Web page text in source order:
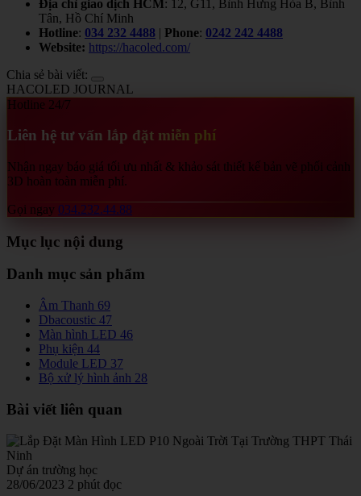
Địa chỉ giao dịch HCM : 12, G11, Bình Hưng Hòa B, Bình
Tân, Hồ Chí Minh
Hotline: 034 232 4488 | Phone: 0242 242 4488
Website: https://hacoled.com/
Chia sẻ bài viết:
HACOLED JOURNAL
Hotline 24/7
Liên hệ tư vấn lắp đặt miễn phí
Nhận ngay báo giá tối ưu nhất & khảo sát thiết kế bản vẽ phối cảnh
3D hoàn toàn miễn phí.
Gọi ngay 034.232.44.88
Mục lục nội dung
Danh mục sản phẩm
Âm Thanh 69
Dbacoustic 47
Màn hình LED 46
Phụ kiện 44
Module LED 37
Bộ xử lý hình ảnh 28
Bài viết liên quan
Dự án trường học
28/06/2023 2 phút đọc